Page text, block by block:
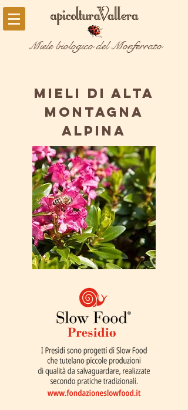
Miele biologico del Monferrato
MIELI DI ALTA
MONTAGNA
ALPINA